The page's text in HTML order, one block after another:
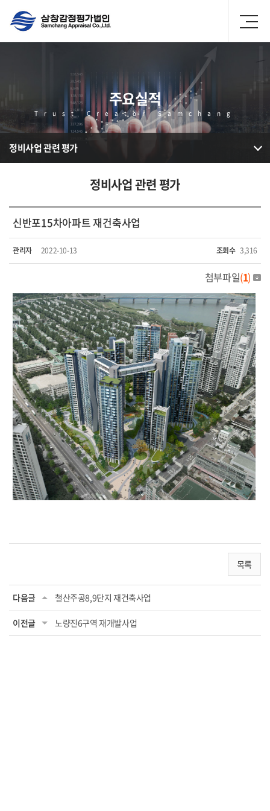
주요실적
Trust Creator Samchang
정비사업 관련 평가
정비사업 관련 평가
신반포15차아파트 재건축사업
관리자 2022-10-13 조회수 3,316
첨부파일(1)
목록
다음글 철산주공8,9단지 재건축사업
이전글 노량진6구역 재개발사업